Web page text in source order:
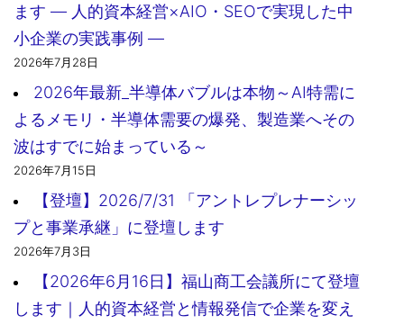
ます ― 人的資本経営×AIO・SEOで実現した中
小企業の実践事例 ―
2026年7月28日
2026年最新_半導体バブルは本物～AI特需に
よるメモリ・半導体需要の爆発、製造業へその
波はすでに始まっている～
2026年7月15日
【登壇】2026/7/31 「アントレプレナーシッ
プと事業承継」に登壇します
2026年7月3日
【2026年6月16日】福山商工会議所にて登壇
します｜人的資本経営と情報発信で企業を変え